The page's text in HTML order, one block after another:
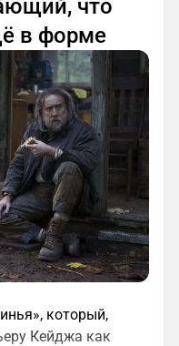
что
в форме
который,
Кейджа как